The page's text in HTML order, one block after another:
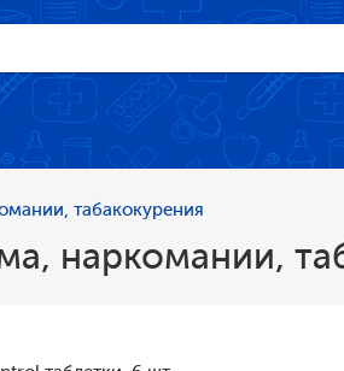
табакокурения
наркомании,